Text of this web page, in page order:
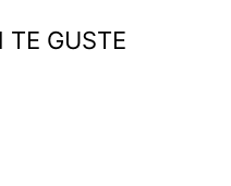
TE GUSTE